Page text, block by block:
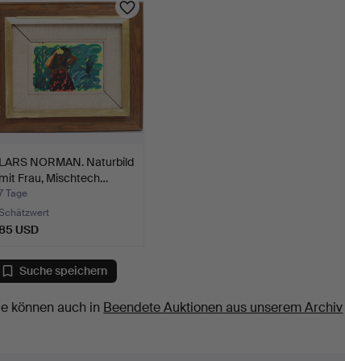
NORMAN. Naturbild
Frau, Mischtech…
Tage
USD
Suche speichern
können auch in Beendete Auktionen aus unserem Archiv